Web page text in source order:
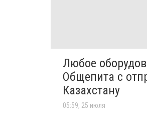
Любое
Общепита с
Казахстану
05:59, 25 июля